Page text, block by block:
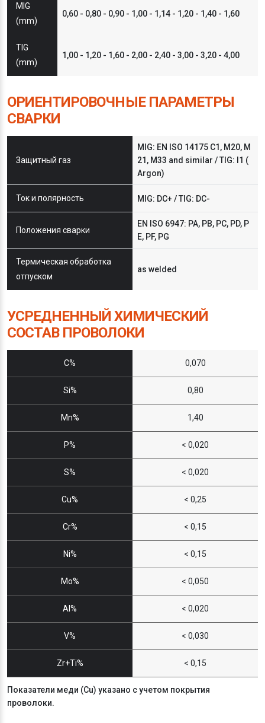
MIG
(mm)
0,60 - 0,80 - 0,90 - 1,00 - 1,14 - 1,20 - 1,40 - 1,60
TIG
(mm)
1,00 - 1,20 - 1,60 - 2,00 - 2,40 - 3,00 - 3,20 - 4,00
ОРИЕНТИРОВОЧНЫЕ ПАРАМЕТРЫ
СВАРКИ
Защитный газ
MIG: EN ISO 14175 C1, M20, M
21, M33 and similar / TIG: I1 (
Argon)
Ток и полярность MIG: DC+ / TIG: DC-
Положения сварки
EN ISO 6947: PA, PB, PC, PD, P
E, PF, PG
Термическая обработка
отпуском
as welded
УСРЕДНЕННЫЙ ХИМИЧЕСКИЙ
СОСТАВ ПРОВОЛОКИ
C%
Si%
Mn%
P%
S%
Cu%
Cr%
Ni%
Mo%
Al%
V%
Zr+Ti%
0,070
0,80
1,40
< 0,020
< 0,020
< 0,25
< 0,15
< 0,15
< 0,050
< 0,020
< 0,030
< 0,15
Показатели меди (Cu) указано с учетом покрытия
проволоки.